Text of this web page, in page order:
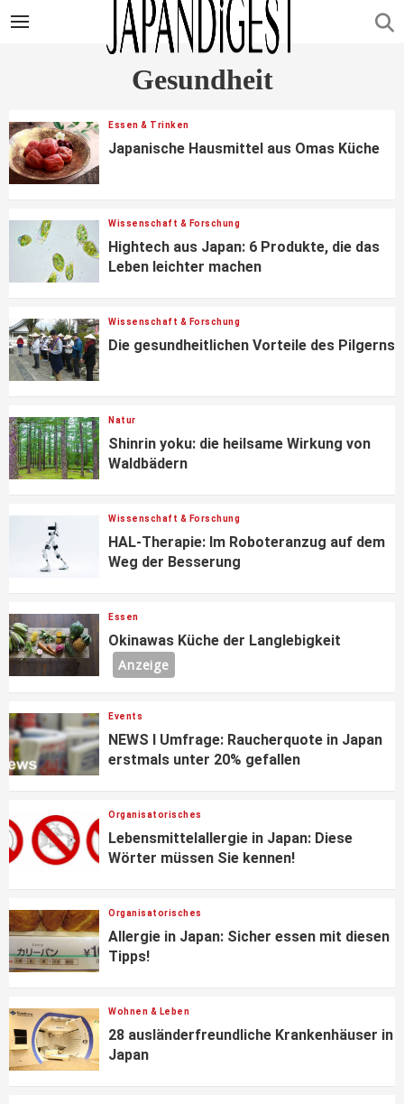
Gesundheit
Essen & Trinken
Japanische Hausmittel aus Omas Küche
Wissenschaft & Forschung
Hightech aus Japan: 6 Produkte, die das
Leben leichter machen
Wissenschaft & Forschung
Die gesundheitlichen Vorteile des Pilgerns
Natur
Shinrin yoku: die heilsame Wirkung von
Waldbädern
Wissenschaft & Forschung
HAL-Therapie: Im Roboteranzug auf dem
Weg der Besserung
Essen
Okinawas Küche der Langlebigkeit
Anzeige
Events
NEWS I Umfrage: Raucherquote in Japan
erstmals unter 20% gefallen
Organisatorisches
Lebensmittelallergie in Japan: Diese
Wörter müssen Sie kennen!
Organisatorisches
Allergie in Japan: Sicher essen mit diesen
Tipps!
Wohnen & Leben
28 ausländerfreundliche Krankenhäuser in
Japan